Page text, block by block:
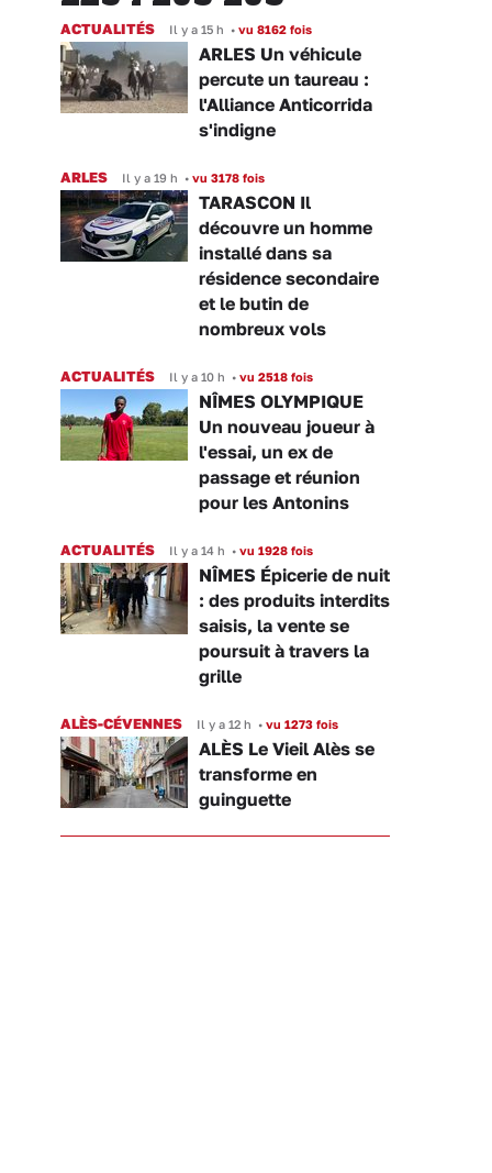
ACTUALITÉS Il y a 15 h • vu 8162 fois
ARLES Un véhicule
percute un taureau :
l'Alliance Anticorrida
s'indigne
ARLES Il y a 19 h • vu 3178 fois
TARASCON Il
découvre un homme
installé dans sa
résidence secondaire
et le butin de
nombreux vols
ACTUALITÉS Il y a 10 h • vu 2518 fois
NÎMES OLYMPIQUE
Un nouveau joueur à
l'essai, un ex de
passage et réunion
pour les Antonins
ACTUALITÉS Il y a 14 h • vu 1928 fois
NÎMES Épicerie de nuit
: des produits interdits
saisis, la vente se
poursuit à travers la
grille
ALÈS-CÉVENNES Il y a 12 h • vu 1273 fois
ALÈS Le Vieil Alès se
transforme en
guinguette